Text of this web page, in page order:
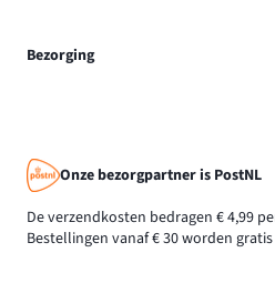
Bezorging
Onze bezorgpartner is PostNL
De verzendkosten bedragen € 4,99
Bestellingen vanaf € 30 worden